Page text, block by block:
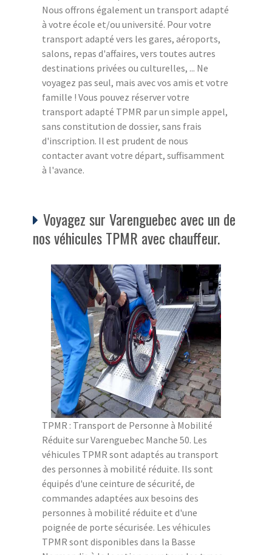
Nous offrons également un transport adapté
à votre école et/ou université. Pour votre
transport adapté vers les gares, aéroports,
salons, repas d'affaires, vers toutes autres
destinations privées ou culturelles, ... Ne
voyagez pas seul, mais avec vos amis et votre
famille ! Vous pouvez réserver votre
transport adapté TPMR par un simple appel,
sans constitution de dossier, sans frais
d'inscription. Il est prudent de nous
contacter avant votre départ, suffisamment
à l'avance.
Voyagez sur Varenguebec avec un de
nos véhicules TPMR avec chauffeur.
TPMR : Transport de Personne à Mobilité
Réduite sur Varenguebec Manche 50. Les
véhicules TPMR sont adaptés au transport
des personnes à mobilité réduite. Ils sont
équipés d'une ceinture de sécurité, de
commandes adaptées aux besoins des
personnes à mobilité réduite et d'une
poignée de porte sécurisée. Les véhicules
TPMR sont disponibles dans la Basse